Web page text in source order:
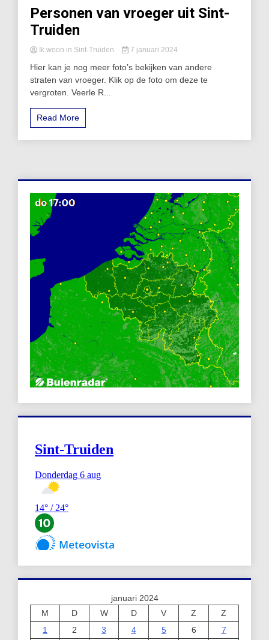
Personen van vroeger uit Sint-
Truiden
Ik woon in Sint-Truiden 7 januari 2024
Hier kan je nog meer foto’s bekijken van andere
straten van vroeger. Klik op de foto om deze te
vergroten. Veerle R...
Read More
januari 2024
M
D W D V Z
Z
1
2 3 4 5 6
7